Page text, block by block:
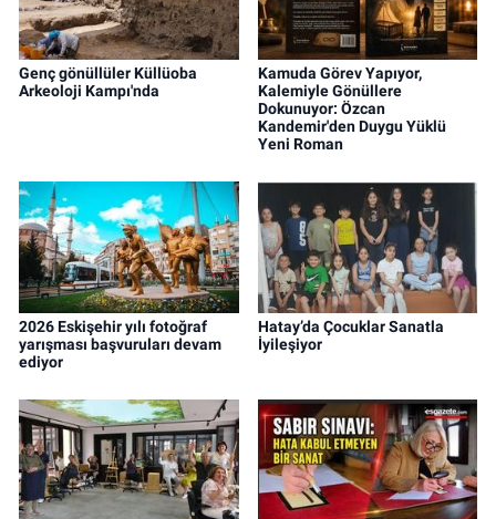
Genç gönüllüler Küllüoba
Arkeoloji Kampı'nda
Kamuda Görev Yapıyor,
Kalemiyle Gönüllere
Dokunuyor: Özcan
Kandemir'den Duygu Yüklü
Yeni Roman
2026 Eskişehir yılı fotoğraf
yarışması başvuruları devam
ediyor
Hatay’da Çocuklar Sanatla
İyileşiyor